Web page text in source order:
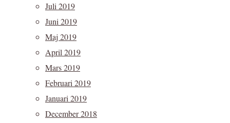
Juli 2019
Juni 2019
Maj 2019
April 2019
Mars 2019
Februari 2019
Januari 2019
December 2018